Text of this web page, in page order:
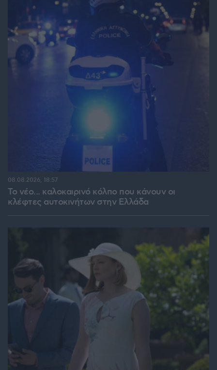
Το νέο... καλοκαιρινό κόλπο που κάνουν οι
κλέφτες αυτοκινήτων στην Ελλάδα
08.08.2026, 18:57